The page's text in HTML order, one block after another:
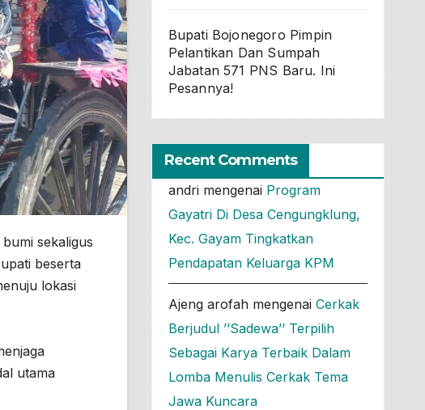
sekaligus
beserta
lokasi
utama
Bupati Bojonegoro Pimpin
Pelantikan Dan Sumpah
Jabatan 571 PNS Baru. Ini
Pesannya!
Recent Comments
andrimengenai Program
Gayatri Di Desa Cengungklung,
Kec. Gayam Tingkatkan
Pendapatan Keluarga KPM
Ajeng arofahmengenai Cerkak
Berjudul ’’Sadewa’’ Terpilih
Sebagai Karya Terbaik Dalam
Lomba Menulis Cerkak Tema
Jawa Kuncara